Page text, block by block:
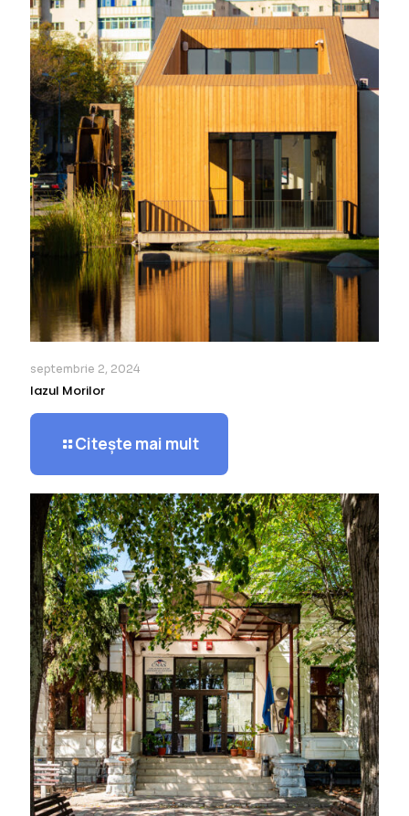
septembrie 2, 2024
Iazul Morilor
Citește mai mult